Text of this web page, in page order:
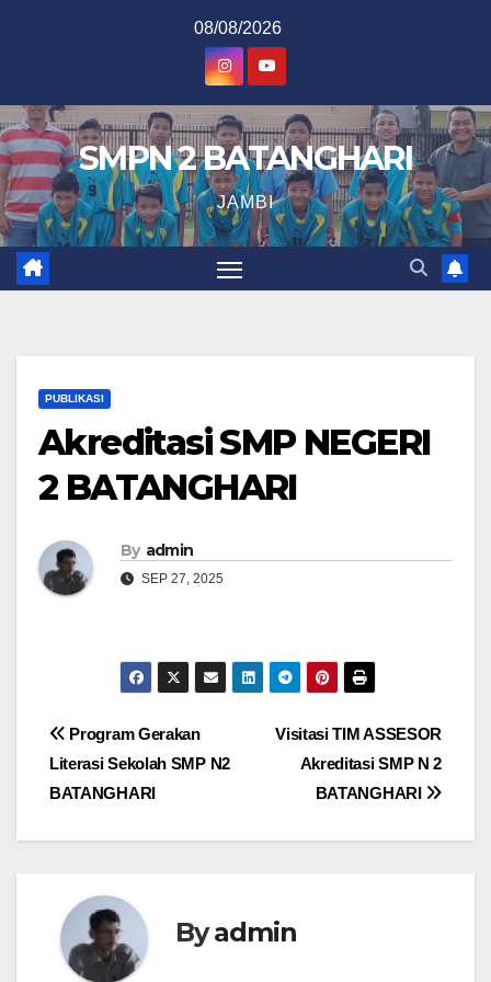
08/08/2026
SMPN 2 BATANGHARI
JAMBI
PUBLIKASI
Akreditasi SMP NEGERI
2 BATANGHARI
By admin
SEP 27, 2025
Navigasi
pos
Visitasi TIM ASSESOR
Akreditasi SMP N 2
BATANGHARI
Program Gerakan
Literasi Sekolah SMP N2
BATANGHARI
Byadmin